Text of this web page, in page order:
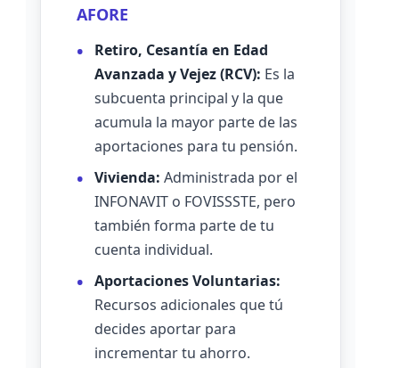
AFORE
Retiro, Cesantía en Edad
Avanzada y Vejez (RCV): Es la
subcuenta principal y la que
acumula la mayor parte de las
aportaciones para tu pensión.
Vivienda: Administrada por el
INFONAVIT o FOVISSSTE, pero
también forma parte de tu
cuenta individual.
Aportaciones Voluntarias:
Recursos adicionales que tú
decides aportar para
incrementar tu ahorro.